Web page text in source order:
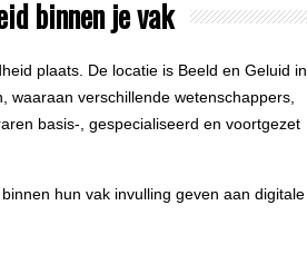
binnen je vak
plaats. De locatie is Beeld en Geluid in
verschillende wetenschappers,
basis-, gespecialiseerd en voortgezet
hun vak invulling geven aan digitale